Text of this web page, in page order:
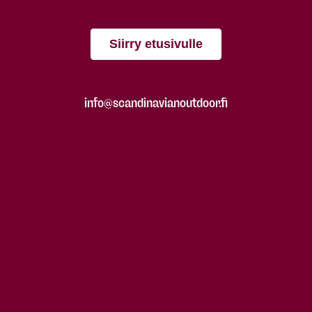
Siirry etusivulle
info@scandinavianoutdoor.fi